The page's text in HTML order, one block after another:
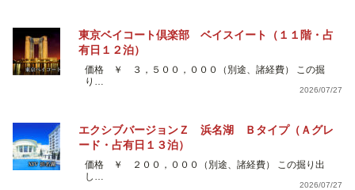
東京ベイコート倶楽部 ベイスイート（１１階・占
有日１２泊）
価格 ￥ ３，５００，０００（別途、諸経費） この掘
り…
2026/07/27
エクシブバージョンＺ 浜名湖 Ｂタイプ（Ａグレ
ード・占有日１３泊）
価格 ￥ ２００，０００（別途、諸経費） この掘り出
し…
2026/07/27